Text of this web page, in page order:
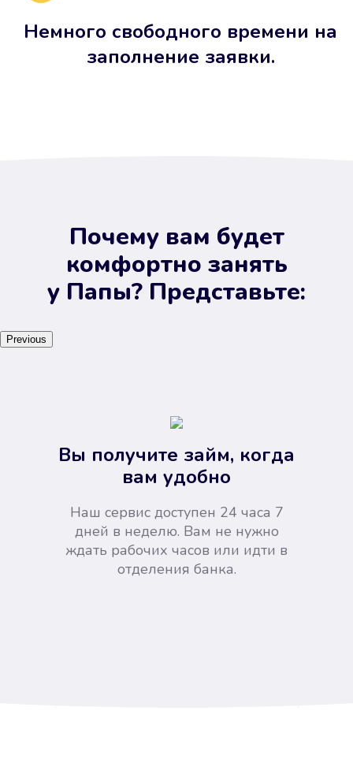
Немного свободного времени на
заполнение заявки.
Почему вам будет
комфортно занять
у Папы? Представьте:
Previous
Вы получите займ, когда
вам удобно
Наш сервис доступен 24 часа 7
дней в неделю. Вам не нужно
ждать рабочих часов или идти в
отделения банка.